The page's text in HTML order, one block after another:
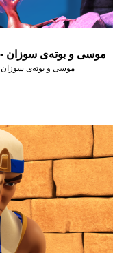
موسی و بوته‌ی سوزان